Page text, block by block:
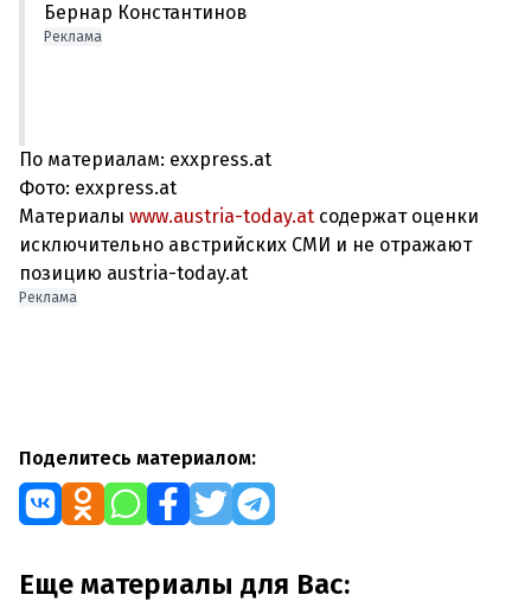
Бернар Константинов
Реклама
По материалам: exxpress.at
Фото: exxpress.at
Материалы www.austria-today.at содержат оценки
исключительно австрийских СМИ и не отражают
позицию austria-today.at
Реклама
Поделитесь материалом:
Еще материалы для Вас: